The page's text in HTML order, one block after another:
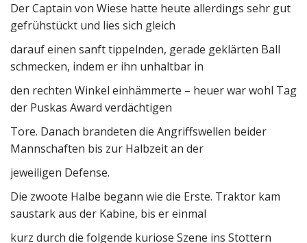
Der Captain von Wiese hatte heute allerdings sehr gut
gefrühstückt und lies sich gleich
darauf einen sanft tippelnden, gerade geklärten Ball
schmecken, indem er ihn unhaltbar in
den rechten Winkel einhämmerte – heuer war wohl Tag
der Puskas Award verdächtigen
Tore. Danach brandeten die Angriffswellen beider
Mannschaften bis zur Halbzeit an der
jeweiligen Defense.
Die zwoote Halbe begann wie die Erste. Traktor kam
saustark aus der Kabine, bis er einmal
kurz durch die folgende kuriose Szene ins Stottern